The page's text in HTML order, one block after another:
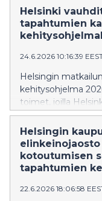
viisi sijaitsee
kotitalon ja
kiinnostavana
Helsinki
tapahtumien
24.6.2026 10:16:39
Helsingin
kehitysohjelma
toimet, joilla
tapahtumallisuutta
vauhdittaa
kasvua, kasvattaa
houkuttelevuutta
varmistaa, että
Helsingin
kotoutumisen
tapahtumien
22.6.2026 18:06:58